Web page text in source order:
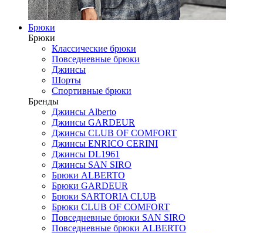
Брюки
Брюки
Классические брюки
Повседневные брюки
Джинсы
Шорты
Спортивные брюки
Бренды
Джинсы Alberto
Джинсы GARDEUR
Джинсы CLUB OF COMFORT
Джинсы ENRICO CERINI
Джинсы DL1961
Джинсы SAN SIRO
Брюки ALBERTO
Брюки GARDEUR
Брюки SARTORIA CLUB
Брюки CLUB OF COMFORT
Повседневные брюки SAN SIRO
Повседневные брюки ALBERTO